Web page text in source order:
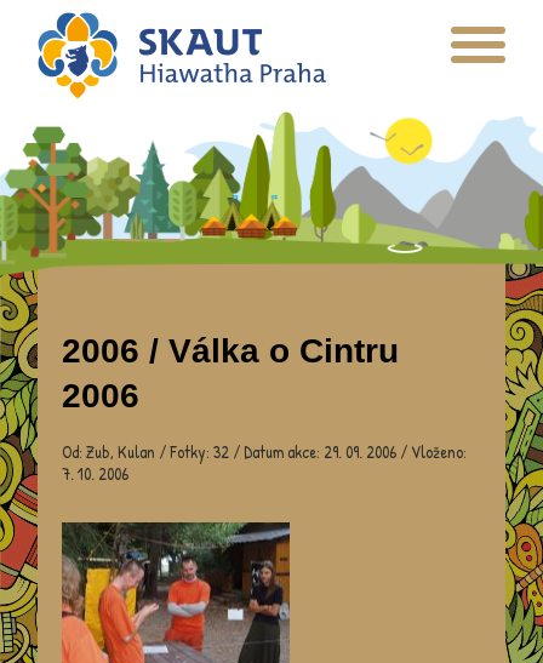
2006 / Válka o Cintru
2006
Od: Zub, Kulan / Fotky: 32 / Datum akce: 29. 09. 2006 / Vloženo:
7. 10. 2006